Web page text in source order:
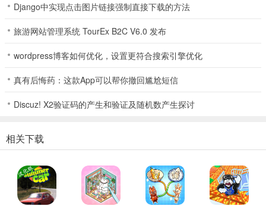
对峙2华为版下载怎么样
对峙2华为版下载怎么样？它是款超刺激的射击游戏，能在安卓平台运
器多样，还能和好友组队对战，带来紧张又有趣的射击体验。
Django中实现点击图片链接强制直接下载的方法
旅游网站管理系统 TourEx B2C V6.0 发布
wordpress博客如何优化，设置更符合搜索引擎优化
真有后悔药：这款App可以帮你撤回尴尬短信
Discuz! X2验证码的产生和验证及随机数产生探讨
相关下载